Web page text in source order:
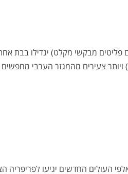
2023, נבין שהעולים החדשים (וגם פליטים מבקשי מקלט)
צעירים מהמגזר הערבי מחפשים
2023, אנו מאמינים שרוב עשרות אלפי העולים החדשים יגיעו